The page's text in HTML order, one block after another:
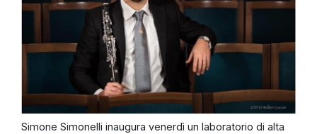
Simone Simonelli inaugura venerdì un laboratorio di alta